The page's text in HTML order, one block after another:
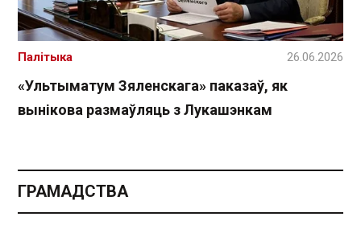
«Ультыматум Зяленскага» паказаў, як
вынікова размаўляць з Лукашэнкам
Палітыка 26.06.2026
ГРАМАДСТВА